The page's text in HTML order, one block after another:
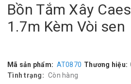
Bồn Tắm Xây
1.7m Kèm Vòi sen
Mã sản phẩm: AT0870 Thương hiệu:
Tình trạng: Còn hàng